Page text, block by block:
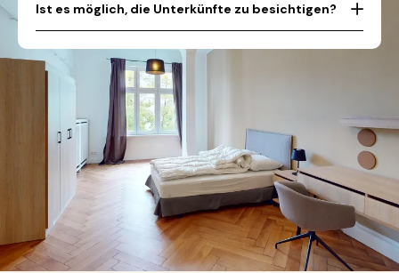
Ist es möglich, die Unterkünfte zu besichtigen?